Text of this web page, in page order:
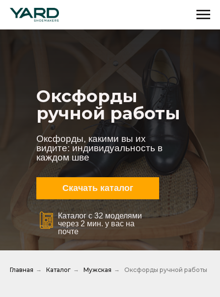
Оксфорды
ручной работы
Оксфорды, какими вы их
видите: индивидуальность в
каждом шве
Скачать каталог
Каталог с 32 моделями
через 2 мин. у вас на
почте
Главная → Каталог → Мужская → Оксфорды ручной работы